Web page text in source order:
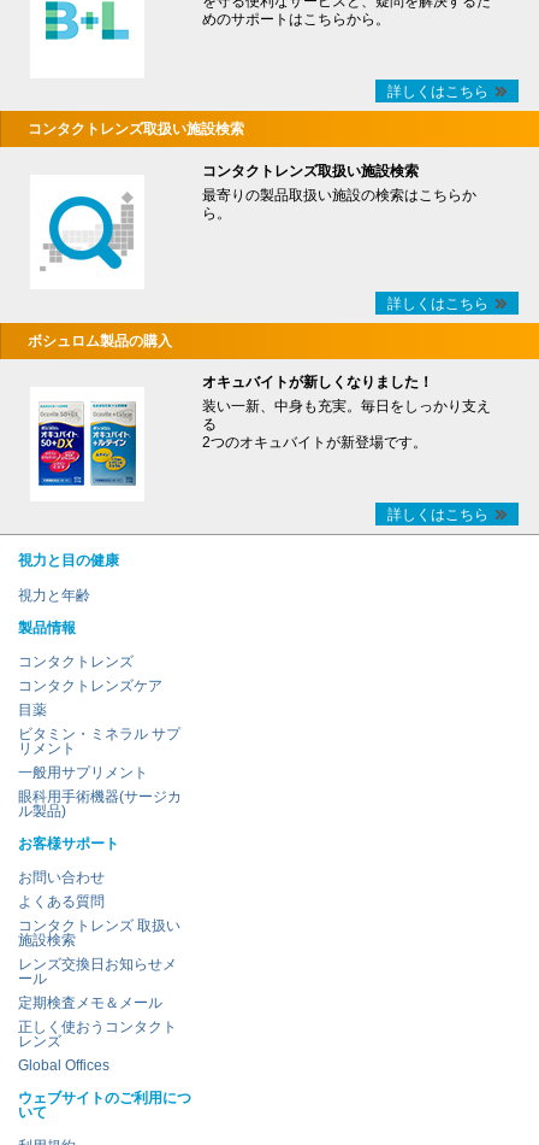
めのサポートはこちらから。
詳しくはこちら
コンタクトレンズ取扱い施設検索
コンタクトレンズ取扱い施設検索
最寄りの製品取扱い施設の検索はこちらか
ら。
詳しくはこちら
ボシュロム製品の購入
オキュバイトが新しくなりました！
装い一新、中身も充実。毎日をしっかり支え
る
2つのオキュバイトが新登場です。
詳しくはこちら
視力と目の健康
視力と年齢
製品情報
コンタクトレンズ
コンタクトレンズケア
目薬
ビタミン・ミネラル サプ
リメント
一般用サプリメント
眼科用手術機器(サージカ
ル製品)
お客様サポート
お問い合わせ
よくある質問
コンタクトレンズ 取扱い
施設検索
レンズ交換日お知らせメ
ール
定期検査メモ＆メール
正しく使おうコンタクト
レンズ
Global Offices
ウェブサイトのご利用につ
いて